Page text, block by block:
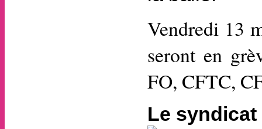
Vendredi 13
seront en
FO, CFTC,
Le syndicat